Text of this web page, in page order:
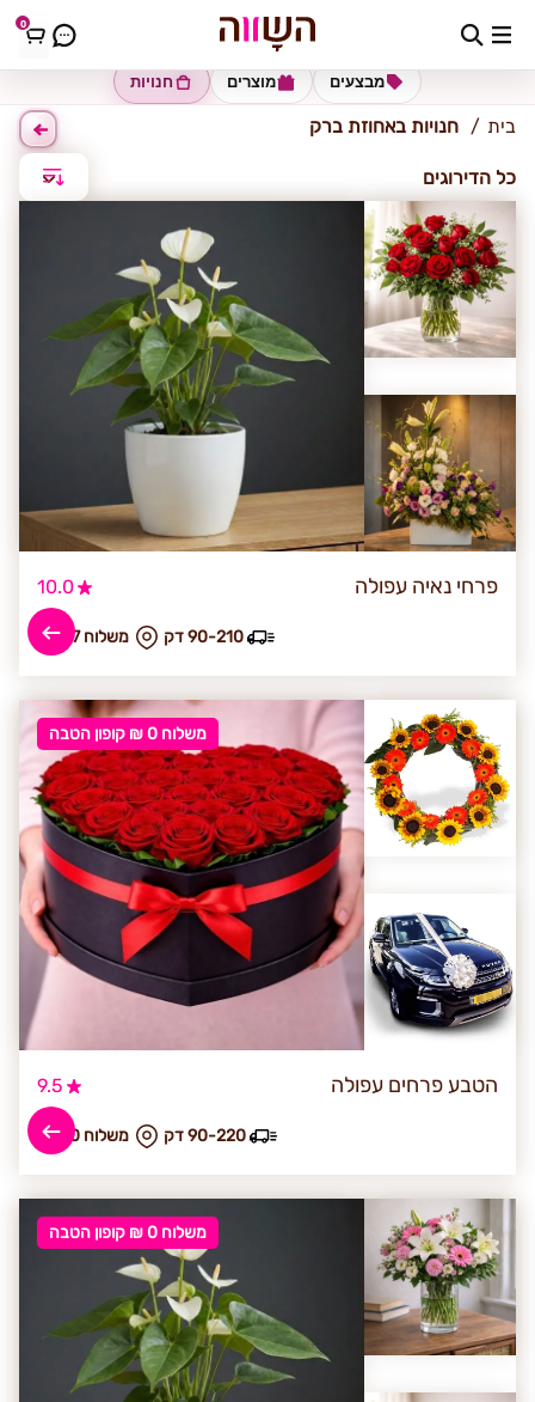
0 אחוזת ברק
חנויות מוצרים מבצעים
בית חנויות באחוזת ברק
כל הדירוגים
פרחי נאיה עפולה 10.0
₪ משלוח 47 90-210 דק
משלוח 0 ₪ קופון הטבה
הטבע פרחים עפולה 9.5
₪ משלוח 70 90-220 דק
משלוח 0 ₪ קופון הטבה